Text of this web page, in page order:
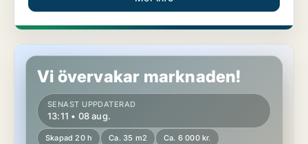
Lägenhet i Kalmar
Vi övervakar marknaden!
SENAST UPPDATERAD
13:11 • 08 aug.
Skapad 20 h Ca. 35 m2 Ca. 6 000 kr.